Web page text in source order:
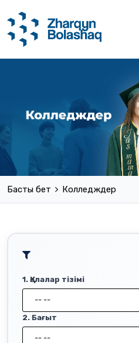
Басты бет Колледждер
1. Қалалар тізімі
-- --
2. Бағыт
-- --